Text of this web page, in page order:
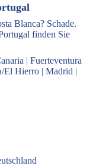
Blanca? Schade.
finden Sie
| Fuerteventura
El Hierro | Madrid |